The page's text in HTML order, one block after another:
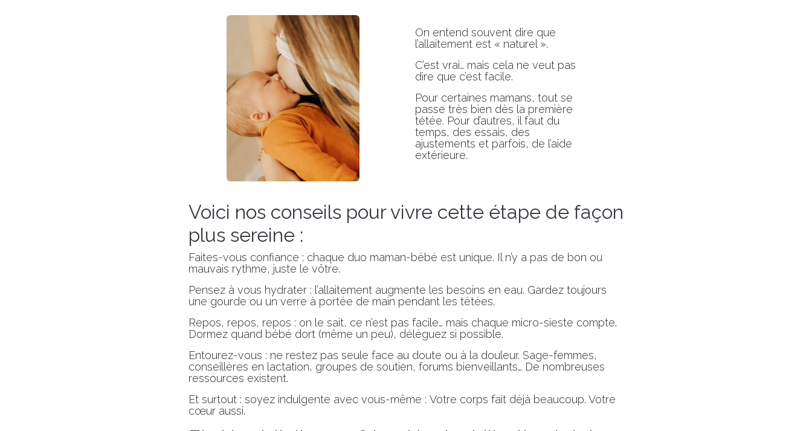
On entend souvent dire que
l’allaitement est « naturel ».
C’est vrai… mais cela ne veut pas
dire que c’est facile.
Pour certaines mamans, tout se
passe très bien dès la première
tétée. Pour d’autres, il faut du
temps, des essais, des
ajustements et parfois, de l’aide
extérieure.
Voici nos conseils pour vivre cette étape de façon
plus sereine :
Faites-vous confiance : chaque duo maman-bébé est unique. Il n’y a pas de bon ou
mauvais rythme, juste le vôtre.
Pensez à vous hydrater : l’allaitement augmente les besoins en eau. Gardez toujours
une gourde ou un verre à portée de main pendant les tétées.
Repos, repos, repos : on le sait, ce n’est pas facile… mais chaque micro-sieste compte.
Dormez quand bébé dort (même un peu), déléguez si possible.
Entourez-vous : ne restez pas seule face au doute ou à la douleur. Sage-femmes,
conseillères en lactation, groupes de soutien, forums bienveillants… De nombreuses
ressources existent.
Et surtout : soyez indulgente avec vous-même : Votre corps fait déjà beaucoup. Votre
cœur aussi.